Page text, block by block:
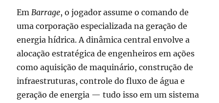
EmBarrage, o jogador assume o comando de
uma corporação especializada na geração de
energia hídrica. A dinâmica central envolve a
alocação estratégica de engenheiros em ações
como aquisição de maquinário, construção de
infraestruturas, controle do fluxo de água e
geração de energia — tudo isso em um sistema